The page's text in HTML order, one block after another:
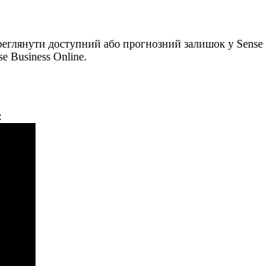
еглянути доступний або прогнозний залишок у Sense
Business Online.
: